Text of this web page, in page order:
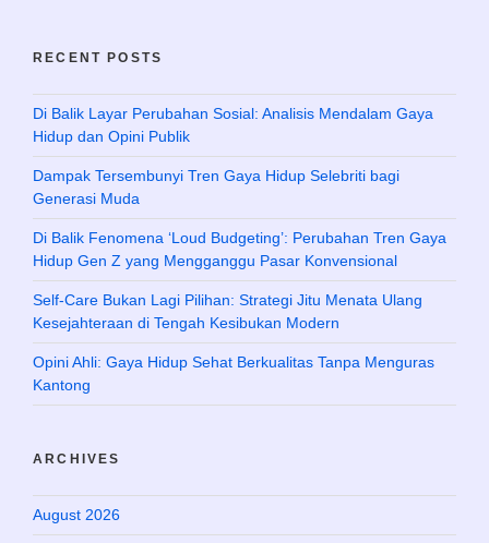
RECENT POSTS
Di Balik Layar Perubahan Sosial: Analisis Mendalam Gaya
Hidup dan Opini Publik
Dampak Tersembunyi Tren Gaya Hidup Selebriti bagi
Generasi Muda
Di Balik Fenomena ‘Loud Budgeting’: Perubahan Tren Gaya
Hidup Gen Z yang Mengganggu Pasar Konvensional
Self-Care Bukan Lagi Pilihan: Strategi Jitu Menata Ulang
Kesejahteraan di Tengah Kesibukan Modern
Opini Ahli: Gaya Hidup Sehat Berkualitas Tanpa Menguras
Kantong
ARCHIVES
August 2026